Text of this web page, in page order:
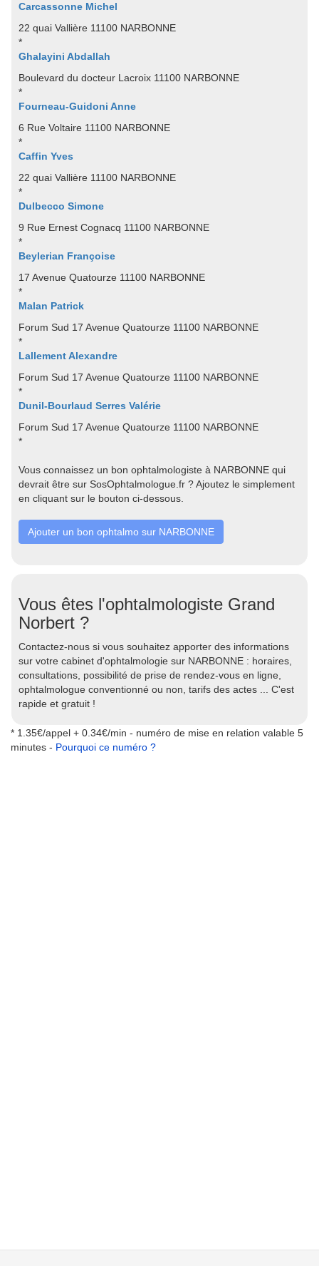
Carcassonne Michel
22 quai Vallière 11100 NARBONNE
*
Ghalayini Abdallah
Boulevard du docteur Lacroix 11100 NARBONNE
*
Fourneau-Guidoni Anne
6 Rue Voltaire 11100 NARBONNE
*
Caffin Yves
22 quai Vallière 11100 NARBONNE
*
Dulbecco Simone
9 Rue Ernest Cognacq 11100 NARBONNE
*
Beylerian Françoise
17 Avenue Quatourze 11100 NARBONNE
*
Malan Patrick
Forum Sud 17 Avenue Quatourze 11100 NARBONNE
*
Lallement Alexandre
Forum Sud 17 Avenue Quatourze 11100 NARBONNE
*
Dunil-Bourlaud Serres Valérie
Forum Sud 17 Avenue Quatourze 11100 NARBONNE
*
Vous connaissez un bon ophtalmologiste à NARBONNE qui
devrait être sur SosOphtalmologue.fr ? Ajoutez le simplement
en cliquant sur le bouton ci-dessous.
Ajouter un bon ophtalmo sur NARBONNE
Vous êtes l'ophtalmologiste Grand
Norbert ?
Contactez-nous si vous souhaitez apporter des informations
sur votre cabinet d'ophtalmologie sur NARBONNE : horaires,
consultations, possibilité de prise de rendez-vous en ligne,
ophtalmologue conventionné ou non, tarifs des actes ... C'est
rapide et gratuit !
* 1.35€/appel + 0.34€/min - numéro de mise en relation valable 5
minutes - Pourquoi ce numéro ?